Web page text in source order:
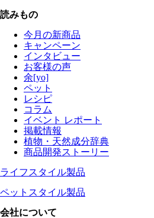
読みもの
今月の新商品
キャンペーン
インタビュー
お客様の声
余[yo]
ペット
レシピ
コラム
イベント レポート
掲載情報
植物・天然成分辞典
商品開発ストーリー
ライフスタイル製品
ペットスタイル製品
会社について